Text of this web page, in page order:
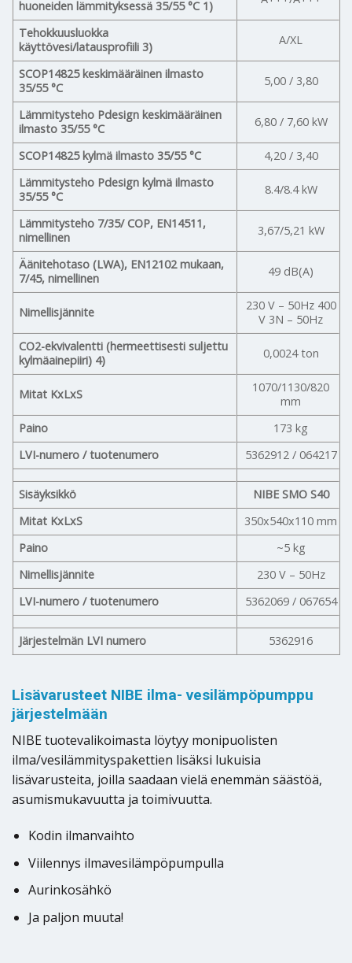
huoneiden lämmityksessä 35/55 °C 1)
Tehokkuusluokka
käyttövesi/latausprofiili 3)
A/XL
SCOP14825 keskimääräinen ilmasto
35/55 °C
5,00 / 3,80
Lämmitysteho Pdesign keskimääräinen
ilmasto 35/55 °C
6,80 / 7,60 kW
SCOP14825 kylmä ilmasto 35/55 °C
4,20 / 3,40
Lämmitysteho Pdesign kylmä ilmasto
35/55 °C
8.4/8.4 kW
Lämmitysteho 7/35/ COP, EN14511,
nimellinen
3,67/5,21 kW
Äänitehotaso (LWA), EN12102 mukaan,
7/45, nimellinen
49 dB(A)
Nimellisjännite
230 V – 50Hz 400
V 3N – 50Hz
CO2-ekvivalentti (hermeettisesti suljettu
kylmäainepiiri) 4)
0,0024 ton
Mitat KxLxS
1070/1130/820
mm
Paino
173 kg
LVI-numero / tuotenumero
5362912 / 064217
Sisäyksikkö
NIBE SMO S40
Mitat KxLxS
350x540x110 mm
Paino
~5 kg
Nimellisjännite
230 V – 50Hz
LVI-numero / tuotenumero
5362069 / 067654
Järjestelmän LVI numero 5362916
Lisävarusteet NIBE ilma- vesilämpöpumppu
järjestelmään
NIBE tuotevalikoimasta löytyy monipuolisten
ilma/vesilämmityspakettien lisäksi lukuisia
lisävarusteita, joilla saadaan vielä enemmän säästöä,
asumismukavuutta ja toimivuutta.
Kodin ilmanvaihto
Viilennys ilmavesilämpöpumpulla
Aurinkosähkö
Ja paljon muuta!